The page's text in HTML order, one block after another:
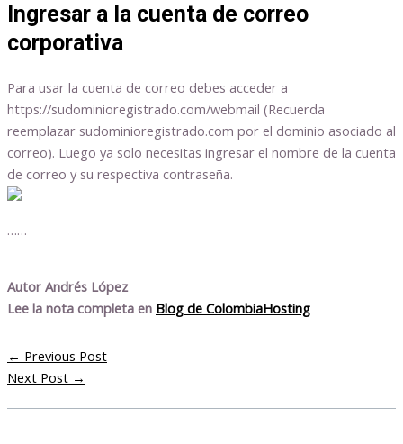
Ingresar a la cuenta de correo
corporativa
Para usar la cuenta de correo debes acceder a
https://sudominioregistrado.com/webmail (Recuerda
reemplazar sudominioregistrado.com por el dominio asociado al
correo). Luego ya solo necesitas ingresar el nombre de la cuenta
de correo y su respectiva contraseña.
……
Autor Andrés López
Lee la nota completa en Blog de ColombiaHosting
← Previous Post
Next Post →